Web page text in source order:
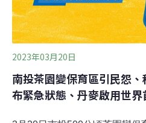
2023年03月20日
南投茶園變保育區引民怨
布緊急狀態、丹麥啟用世